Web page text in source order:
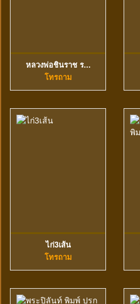
ดูข้อมูลเพิ่มเติม
หลวงพ่อชินราช ร...
โทรถาม
ดูข้อมูลเพิ่มเติม
ไก่3เส้น
โทรถาม